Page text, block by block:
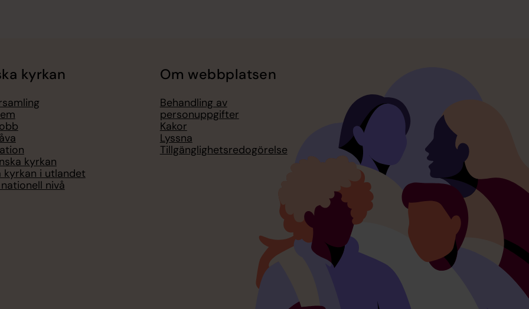
kyrkan
kyrkan
kyrkan i utlandet
nivå
Om webbplatsen
Behandling av
personuppgifter
Kakor
Lyssna
Tillgänglighetsredogörelse